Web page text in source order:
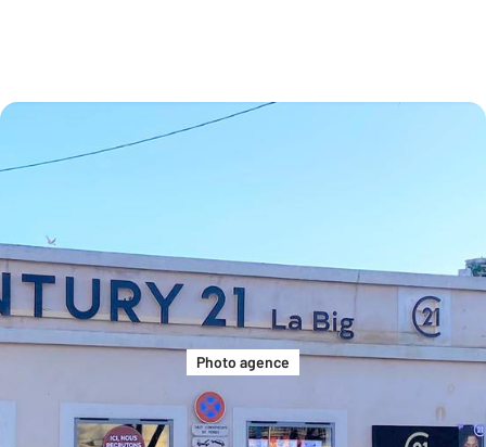
Photo agence